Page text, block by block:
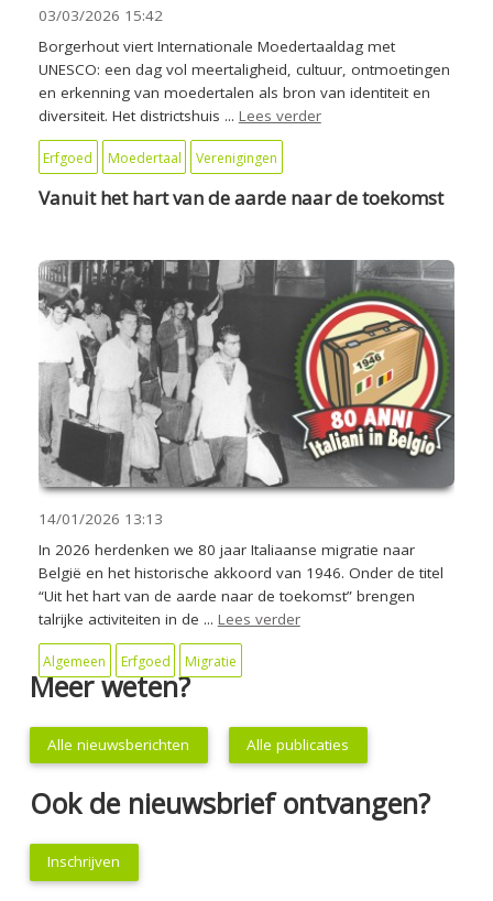
03/03/2026 15:42
Borgerhout viert Internationale Moedertaaldag met
UNESCO: een dag vol meertaligheid, cultuur, ontmoetingen
en erkenning van moedertalen als bron van identiteit en
diversiteit. Het districtshuis ... Lees verder
Erfgoed Moedertaal Verenigingen
Vanuit het hart van de aarde naar de toekomst
14/01/2026 13:13
In 2026 herdenken we 80 jaar Italiaanse migratie naar
België en het historische akkoord van 1946. Onder de titel
“Uit het hart van de aarde naar de toekomst” brengen
talrijke activiteiten in de ... Lees verder
Algemeen Erfgoed Migratie
Meer weten?
Alle nieuwsberichten Alle publicaties
Ook de nieuwsbrief ontvangen?
Inschrijven